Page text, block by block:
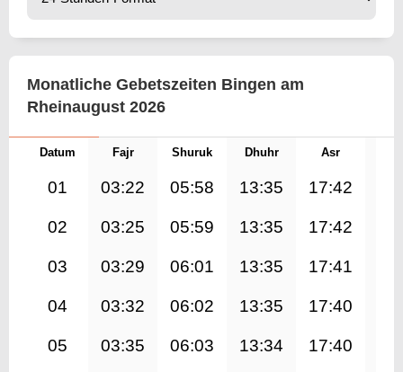
Monatliche Gebetszeiten Bingen am
Rheinaugust 2026
Datum Fajr Shuruk Dhuhr Asr
01 03:22 05:58 13:35 17:42
02 03:25 05:59 13:35 17:42
03 03:29 06:01 13:35 17:41
04 03:32 06:02 13:35 17:40
05 03:35 06:03 13:34 17:40